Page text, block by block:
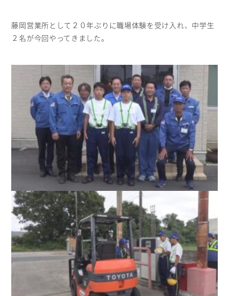
藤岡営業所として２０年ぶりに職場体験を受け入れ、中学生
２名が今回やってきました。